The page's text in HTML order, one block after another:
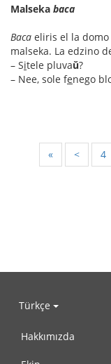
Malseka baca
Baca eliris el la
malseka. La edzino
– Sitele pluvaŭ?
– Nee, sole fenego
« < 4
Türkçe
Hakkımızda